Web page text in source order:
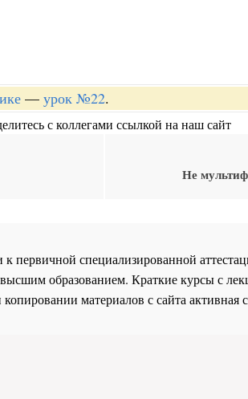
— урок №22.
с коллегами ссылкой на наш сайт
Не
к первичной специализированной
образованием. Краткие курсы с
материалов с сайта активная